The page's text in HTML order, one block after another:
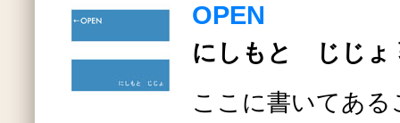
OPEN
にしもと じじょ
ここに書いてあ